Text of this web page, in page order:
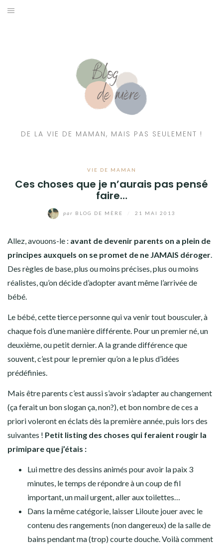
DE LA VIE DE MAMAN, MAIS PAS SEULEMENT !
VIE DE MAMAN
Ces choses que je n’aurais pas pensé
faire…
par BLOG DE MÈRE 21 MAI 2013
Allez, avouons-le : avant de devenir parents on a plein de
principes auxquels on se promet de ne JAMAIS déroger.
Des règles de base, plus ou moins précises, plus ou moins
réalistes, qu’on décide d’adopter avant même l’arrivée de
bébé.
Le bébé, cette tierce personne qui va venir tout bousculer, à
chaque fois d’une manière différente. Pour un premier né, un
deuxième, ou petit dernier. A la grande différence que
souvent, c’est pour le premier qu’on a le plus d’idées
prédéfinies.
Mais être parents c’est aussi s’avoir s’adapter au changement
(ça ferait un bon slogan ça, non?), et bon nombre de ces a
priori voleront en éclats dès la première année, puis lors des
suivantes ! Petit listing des choses qui feraient rougir la
primipare que j’étais :
Lui mettre des dessins animés pour avoir la paix 3
minutes, le temps de répondre à un coup de fil
important, un mail urgent, aller aux toilettes…
Dans la même catégorie, laisser Liloute jouer avec le
contenu des rangements (non dangereux) de la salle de
bains pendant ma (trop) courte douche. Voilà comment
RESSOURCES NUTRITION & PARENTALITÉ